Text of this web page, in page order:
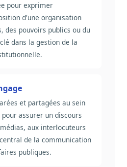
pour exprimer
d'une organisation
des pouvoirs publics ou du
dans la gestion de la
et partagées au sein
assurer un discours
aux interlocuteurs
de la communication
publiques.